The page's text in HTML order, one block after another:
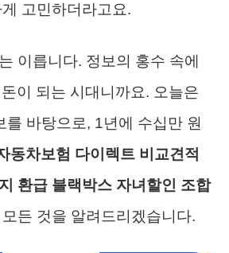
고민하더라고요.
이릅니다. 정보의 홍수 속에
돈이 되는 시대니까요. 오늘은
를 바탕으로, 1년에 수십만 원
동차보험 다이렉트 비교견적
환급 블랙박스 자녀할인 조합
든 것을 알려드리겠습니다.